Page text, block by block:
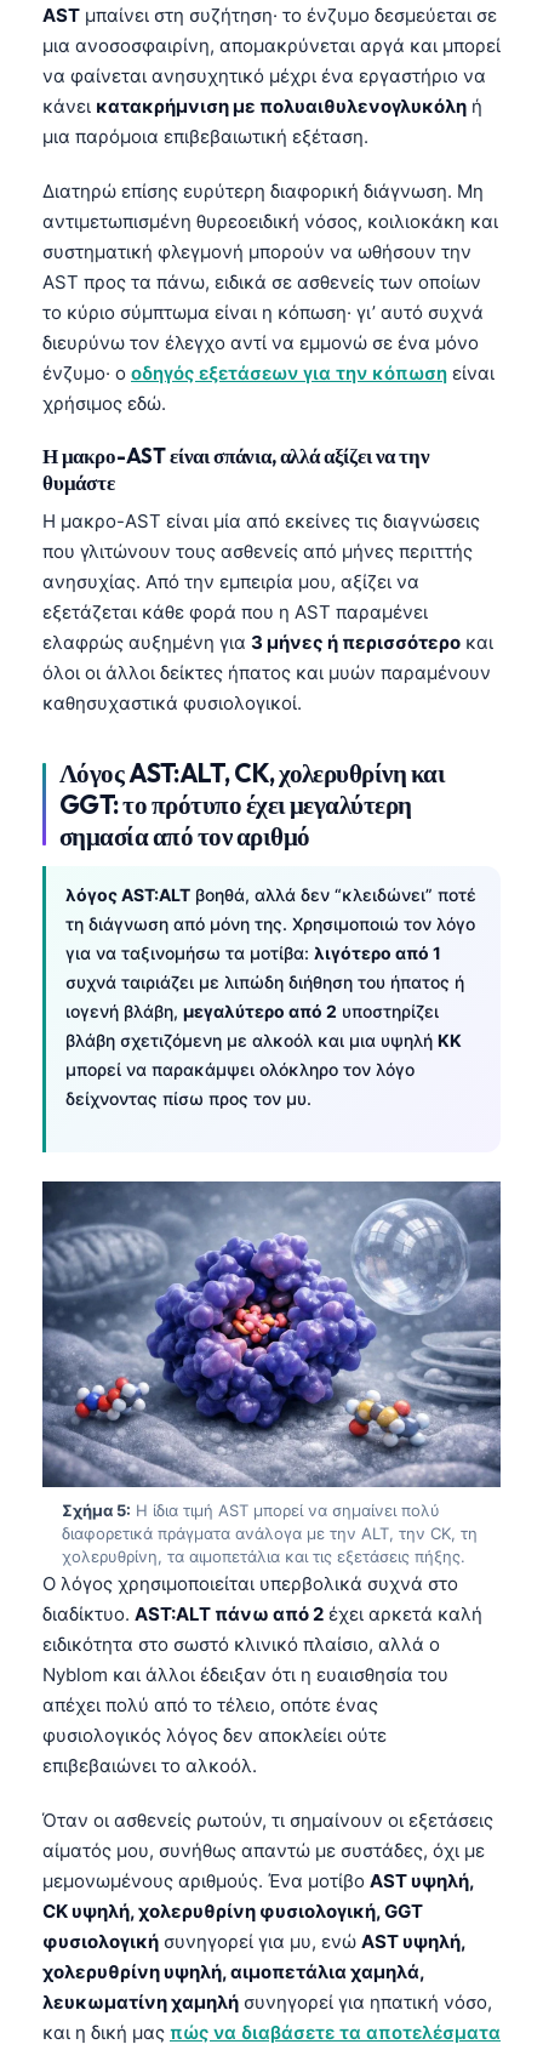
AST μπαίνει στη συζήτηση· το ένζυμο δεσμεύεται σε
μια ανοσοσφαιρίνη, απομακρύνεται αργά και μπορεί
να φαίνεται ανησυχητικό μέχρι ένα εργαστήριο να
κάνει κατακρήμνιση με πολυαιθυλενογλυκόλη ή
μια παρόμοια επιβεβαιωτική εξέταση.
Διατηρώ επίσης ευρύτερη διαφορική διάγνωση. Μη
αντιμετωπισμένη θυρεοειδική νόσος, κοιλιοκάκη και
συστηματική φλεγμονή μπορούν να ωθήσουν την
AST προς τα πάνω, ειδικά σε ασθενείς των οποίων
το κύριο σύμπτωμα είναι η κόπωση· γι’ αυτό συχνά
διευρύνω τον έλεγχο αντί να εμμονώ σε ένα μόνο
ένζυμο· ο οδηγός εξετάσεων για την κόπωση είναι
χρήσιμος εδώ.
Η μακρο-AST είναι σπάνια, αλλά αξίζει να την
θυμάστε
Η μακρο-AST είναι μία από εκείνες τις διαγνώσεις
που γλιτώνουν τους ασθενείς από μήνες περιττής
ανησυχίας. Από την εμπειρία μου, αξίζει να
εξετάζεται κάθε φορά που η AST παραμένει
ελαφρώς αυξημένη για 3 μήνες ή περισσότερο και
όλοι οι άλλοι δείκτες ήπατος και μυών παραμένουν
καθησυχαστικά φυσιολογικοί.
Λόγος AST:ALT, CK, χολερυθρίνη και
GGT: το πρότυπο έχει μεγαλύτερη
σημασία από τον αριθμό
λόγος AST:ALT βοηθά, αλλά δεν “κλειδώνει” ποτέ
τη διάγνωση από μόνη της. Χρησιμοποιώ τον λόγο
για να ταξινομήσω τα μοτίβα: λιγότερο από 1
συχνά ταιριάζει με λιπώδη διήθηση του ήπατος ή
ιογενή βλάβη, μεγαλύτερο από 2 υποστηρίζει
βλάβη σχετιζόμενη με αλκοόλ και μια υψηλή ΚΚ
μπορεί να παρακάμψει ολόκληρο τον λόγο
δείχνοντας πίσω προς τον μυ.
Σχήμα 5: Η ίδια τιμή AST μπορεί να σημαίνει πολύ
διαφορετικά πράγματα ανάλογα με την ALT, την CK, τη
χολερυθρίνη, τα αιμοπετάλια και τις εξετάσεις πήξης.
Ο λόγος χρησιμοποιείται υπερβολικά συχνά στο
διαδίκτυο. AST:ALT πάνω από 2 έχει αρκετά καλή
ειδικότητα στο σωστό κλινικό πλαίσιο, αλλά ο
Nyblom και άλλοι έδειξαν ότι η ευαισθησία του
απέχει πολύ από το τέλειο, οπότε ένας
φυσιολογικός λόγος δεν αποκλείει ούτε
επιβεβαιώνει το αλκοόλ.
Όταν οι ασθενείς ρωτούν, τι σημαίνουν οι εξετάσεις
αίματός μου, συνήθως απαντώ με συστάδες, όχι με
μεμονωμένους αριθμούς. Ένα μοτίβο AST υψηλή,
CK υψηλή, χολερυθρίνη φυσιολογική, GGT
φυσιολογική συνηγορεί για μυ, ενώ AST υψηλή,
χολερυθρίνη υψηλή, αιμοπετάλια χαμηλά,
λευκωματίνη χαμηλή συνηγορεί για ηπατική νόσο,
και η δική μας πώς να διαβάσετε τα αποτελέσματα
Slovenčina
كوردی‎
پښتو
سنڌي
සිංහල
অসমীয়া
Latviešu valoda
Македонски јазик
Euskara
Occitan
العربية المغربية
Afrikaans
Монгол
ພາສາລາວ
Basa Jawa
Cebuano
ئۇيغۇرچە
Кыргызча
Татар теле
Беларуская мова
Frysk
Ślōnskŏ gŏdka
Norsk bokmål